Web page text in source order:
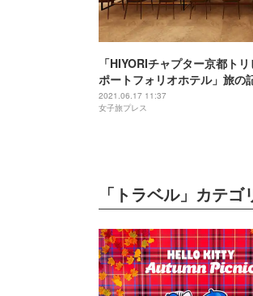
「HIYORIチャプター京都ト
ポートフォリオホテル」旅の
ぐ新ホテル
2021.06.17 11:37
女子旅プレス
「トラベル」カテ